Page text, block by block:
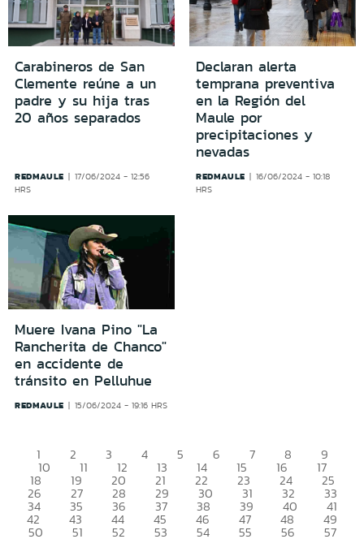
Carabineros de San
Clemente reúne a un
padre y su hija tras
20 años separados
REDMAULE
17/06/2024 - 12:56
HRS
Declaran alerta
temprana preventiva
en la Región del
Maule por
precipitaciones y
nevadas
REDMAULE
16/06/2024 - 10:18
HRS
Muere Ivana Pino "La
Rancherita de Chanco"
en accidente de
tránsito en Pelluhue
REDMAULE 15/06/2024 - 19:16 HRS
1 2 3 4 5 6 7 8 9
10 11 12 13 14 15 16 17
18 19 20 21 22 23 24 25
26 27 28 29 30 31 32 33
34 35 36 37 38 39 40 41
42 43 44 45 46 47 48 49
50 51 52 53 54 55 56 57